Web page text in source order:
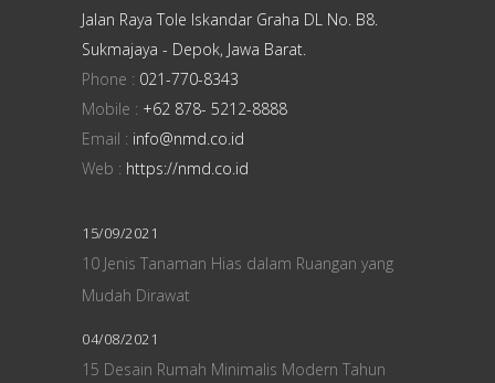
Jalan Raya Tole Iskandar Graha DL No. B8.
Sukmajaya - Depok, Jawa Barat.
Phone : 021-770-8343
Mobile : +62 878- 5212-8888
Email : info@nmd.co.id
Web : https://nmd.co.id
15/09/2021
10 Jenis Tanaman Hias dalam Ruangan yang
Mudah Dirawat
04/08/2021
15 Desain Rumah Minimalis Modern Tahun